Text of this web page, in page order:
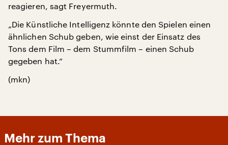
reagieren, sagt Freyermuth.
„Die Künstliche Intelligenz könnte den Spielen einen
ähnlichen Schub geben, wie einst der Einsatz des
Tons dem Film – dem Stummfilm – einen Schub
gegeben hat.“
(mkn)
Mehr zum Thema